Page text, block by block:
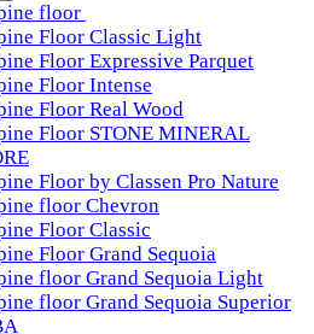
floor
Floor Classic Light
Floor Expressive Parquet
Floor Intense
Floor Real Wood
Floor STONE MINERAL
Floor by Classen Pro Nature
floor Chevron
Floor Classic
Floor Grand Sequoia
floor Grand Sequoia Light
floor Grand Sequoia Superior